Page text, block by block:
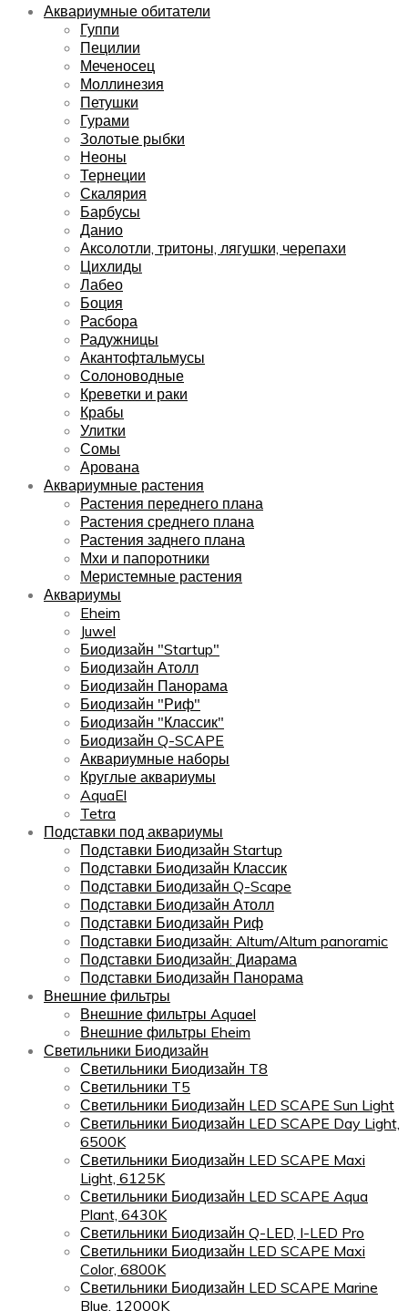
Аквариумные обитатели
Гуппи
Пецилии
Меченосец
Моллинезия
Петушки
Гурами
Золотые рыбки
Неоны
Тернеции
Скалярия
Барбусы
Данио
Аксолотли, тритоны, лягушки, черепахи
Цихлиды
Лабео
Боция
Расбора
Радужницы
Акантофтальмусы
Солоноводные
Креветки и раки
Крабы
Улитки
Сомы
Арована
Аквариумные растения
Растения переднего плана
Растения среднего плана
Растения заднего плана
Мхи и папоротники
Меристемные растения
Аквариумы
Eheim
Juwel
Биодизайн "Startup"
Биодизайн Атолл
Биодизайн Панорама
Биодизайн "Риф"
Биодизайн "Классик"
Биодизайн Q-SCAPE
Аквариумные наборы
Круглые аквариумы
AquaEl
Tetra
Подставки под аквариумы
Подставки Биодизайн Startup
Подставки Биодизайн Классик
Подставки Биодизайн Q-Scape
Подставки Биодизайн Атолл
Подставки Биодизайн Риф
Подставки Биодизайн: Altum/Altum panoramic
Подставки Биодизайн: Диарама
Подставки Биодизайн Панорама
Внешние фильтры
Внешние фильтры Aquael
Внешние фильтры Eheim
Светильники Биодизайн
Светильники Биодизайн T8
Светильники T5
Светильники Биодизайн LED SCAPE Sun Light
Светильники Биодизайн LED SCAPE Day Light,
6500K
Светильники Биодизайн LED SCAPE Maxi
Light, 6125K
Светильники Биодизайн LED SCAPE Aqua
Plant, 6430K
Светильники Биодизайн Q-LED, I-LED Pro
Светильники Биодизайн LED SCAPE Maxi
Color, 6800K
Светильники Биодизайн LED SCAPE Marine
Blue, 12000K